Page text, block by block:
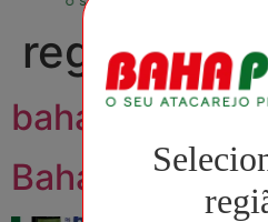
região:
bahapet até 9/
Bahapet